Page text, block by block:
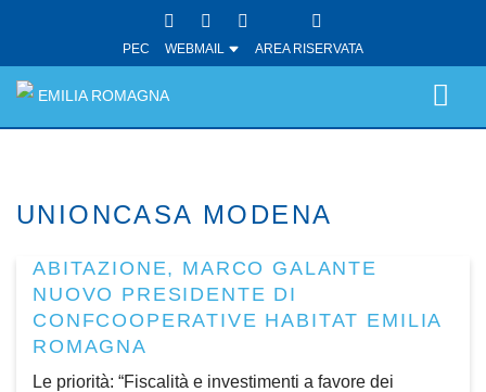
PEC WEBMAIL AREA RISERVATA
EMILIA ROMAGNA
UNIONCASA MODENA
ABITAZIONE, MARCO GALANTE
NUOVO PRESIDENTE DI
CONFCOOPERATIVE HABITAT EMILIA
ROMAGNA
Le priorità: “Fiscalità e investimenti a favore dei